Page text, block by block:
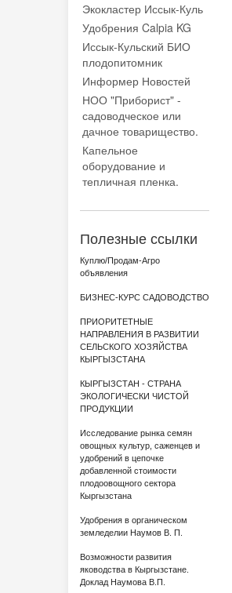
Экокластер Иссык-Куль
Удобрения Calpia KG
Иссык-Кульский БИО
плодопитомник
Информер Новостей
НОО "Приборист" -
садоводческое или
дачное товарищество.
Капельное
оборудование и
тепличная пленка.
Полезные ссылки
Куплю/Продам-Агро
объявления
БИЗНЕС-КУРС САДОВОДСТВО
ПРИОРИТЕТНЫЕ
НАПРАВЛЕНИЯ В РАЗВИТИИ
СЕЛЬСКОГО ХОЗЯЙСТВА
КЫРГЫЗСТАНА
КЫРГЫЗСТАН - СТРАНА
ЭКОЛОГИЧЕСКИ ЧИСТОЙ
ПРОДУКЦИИ
Исследование рынка семян
овощных культур, саженцев и
удобрений в цепочке
добавленной стоимости
плодоовощного сектора
Кыргызстана
Удобрения в органическом
земледелии Наумов В. П.
Возможности развития
яководства в Кыргызстане.
Доклад Наумова В.П.